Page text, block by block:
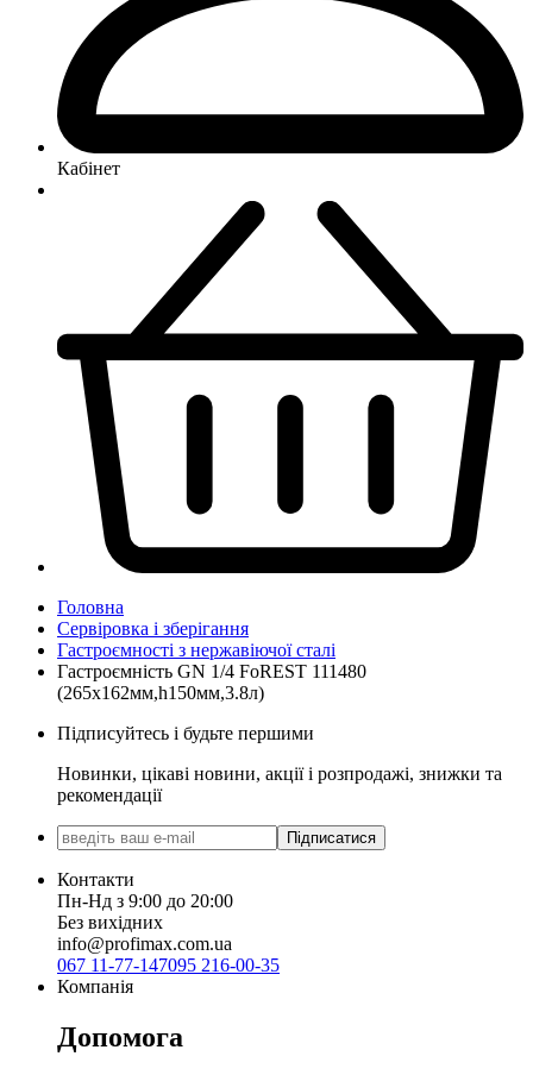
Кабінет
Головна
Сервіровка і зберігання
Гастроємності з нержавіючої сталі
Гастроємність GN 1/4 FoREST 111480
(265х162мм,h150мм,3.8л)
Підписуйтесь і будьте першими
Новинки, цікаві новини, акції і розпродажі, знижки та
рекомендації
Підписатися
Контакти
Пн-Нд з 9:00 до 20:00
Без вихідних
info@profimax.com.ua
067 11-77-147095 216-00-35
Компанія
Допомога